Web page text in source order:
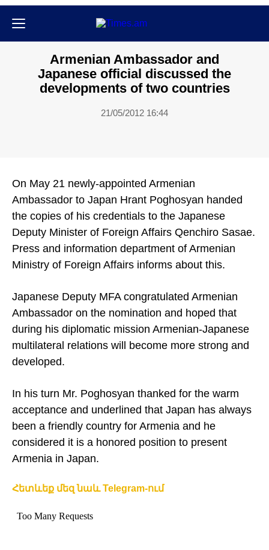
Armenian Ambassador and
Japanese official discussed the
developments of two countries
21/05/2012 16:44
On May 21 newly-appointed Armenian
Ambassador to Japan Hrant Poghosyan handed
the copies of his credentials to the Japanese
Deputy Minister of Foreign Affairs Qenchiro Sasae.
Press and information department of Armenian
Ministry of Foreign Affairs informs about this.
Japanese Deputy MFA congratulated Armenian
Ambassador on the nomination and hoped that
during his diplomatic mission Armenian-Japanese
multilateral relations will become more strong and
developed.
In his turn Mr. Poghosyan thanked for the warm
acceptance and underlined that Japan has always
been a friendly country for Armenia and he
considered it is a honored position to present
Armenia in Japan.
Հետևեք մեզ նաև Telegram-ում